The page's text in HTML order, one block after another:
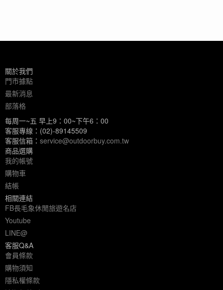
關於我們
門市據點
最新消息
部落格
每周一~五 早上9：00~下午6：00
客服專線：(02)-89145509
客服信箱： service@outdoorbuy.com.tw
商品選購
我的帳號
購物車
結帳
相關連結
FB長毛象休閒旅遊名店
Youtube
LINE@
客服Q&A
會員條款
購物須知
隱私權條款